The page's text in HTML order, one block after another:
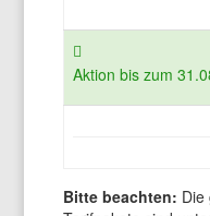
Aktion bis zum
Bitte beachten: Die